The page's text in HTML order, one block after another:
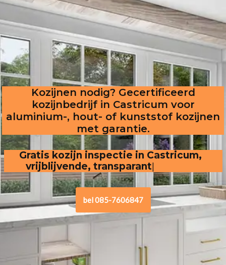
Kozijnen nodig? Gecertificeerd
kozijnbedrijf in Castricum voor
aluminium-, hout- of kunststof kozijnen
met garantie.
Gratis kozijn inspectie in Castricum,
vrijblijvende, transparante offerte
bel 085-7606847